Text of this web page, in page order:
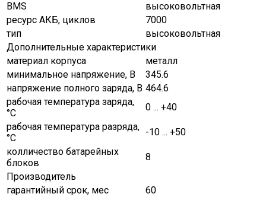
BMS
высоковольтная
ресурс АКБ, циклов
7000
тип
высоковольтная
Дополнительные характеристики
материал корпуса
металл
минимальное напряжение, В
345.6
напряжение полного заряда, В 464.6
рабочая температура заряда,
°C
0 ... +40
рабочая температура разряда,
°C
-10 ... +50
колличество батарейных
блоков
8
Производитель
гарантийный срок, мес
60